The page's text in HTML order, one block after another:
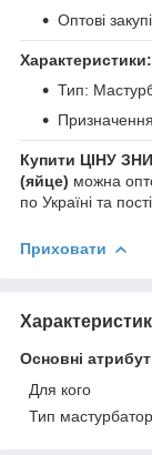
Оптові
Характеристики:
Тип:
Купити ЦІНУ
(яйце) можна
по Україні та
Приховати
Основні
Для кого
Тип